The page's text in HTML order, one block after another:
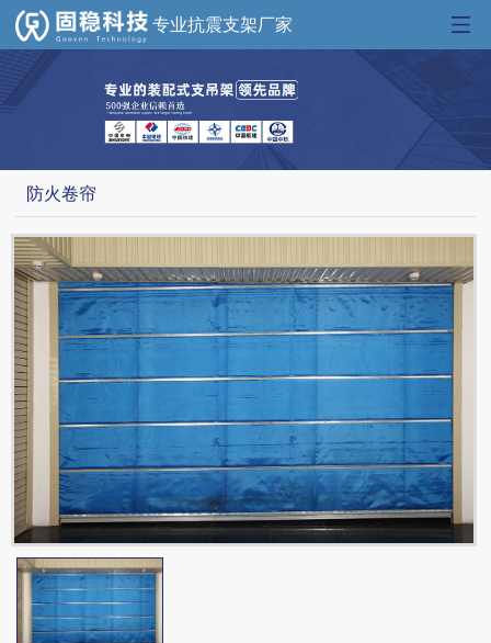
专业抗震支架厂家
防火卷帘